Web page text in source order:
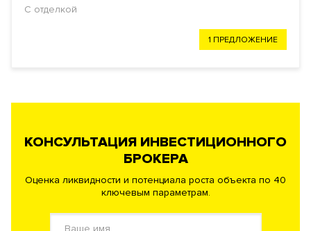
С отделкой
1 ПРЕДЛОЖЕНИЕ
КОНСУЛЬТАЦИЯ ИНВЕСТИЦИОННОГО
БРОКЕРА
Оценка ликвидности и потенциала роста объекта по 40
ключевым параметрам.